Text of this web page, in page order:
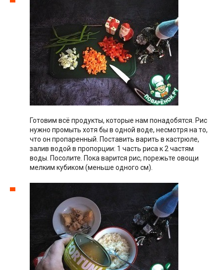
Готовим всё продукты, которые нам понадобятся. Рис
нужно промыть хотя бы в одной воде, несмотря на то,
что он пропаренный. Поставить варить в кастрюле,
залив водой в пропорции: 1 часть риса к 2 частям
воды. Посолите. Пока варится рис, порежьте овощи
мелким кубиком (меньше одного см).